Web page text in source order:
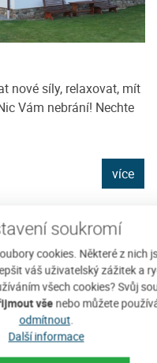
soukromí
cookies. Některé z nich
váš uživatelský zážitek a
všech cookies? Svůj
vše nebo můžete
odmítnout.
Další informace
nové síly, relaxovat, mít
Vám nebrání! Nechte
více